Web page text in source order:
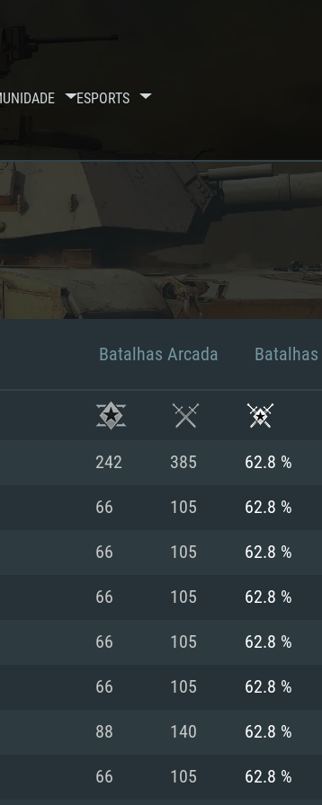
ESPORTS
DE
Batalhas Arcada
242 385 62.8 %
66 105 62.8 %
66 105 62.8 %
66 105 62.8 %
66 105 62.8 %
66 105 62.8 %
88 140 62.8 %
66 105 62.8 %